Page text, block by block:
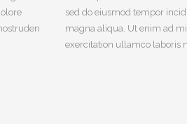
sed do eiusmod tempor
magna aliqua. Ut enim ad
exercitation ullamco laboris